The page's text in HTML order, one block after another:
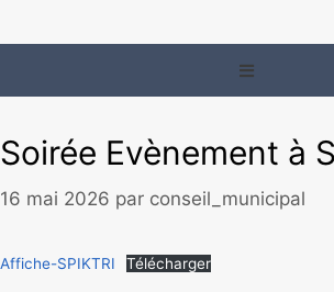
Soirée Evènement à
16 mai 2026 par conseil_municipal
Affiche-SPIKTRI Télécharger